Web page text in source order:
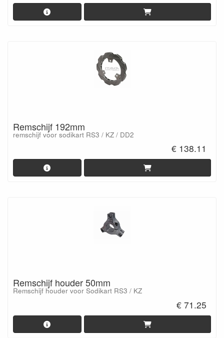
Remschijf 192mm
remschijf voor sodikart RS3 / KZ / DD2
€ 138.11
Remschijf houder 50mm
Remschijf houder voor Sodikart RS3 / KZ
€ 71.25